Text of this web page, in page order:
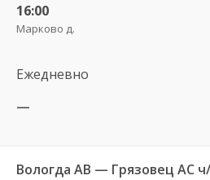
16:00
Марково д.
Ежедневно
—
Вологда АВ — Грязовец АС